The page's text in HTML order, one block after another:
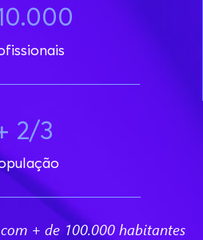
2/3
+ de 100.000 habitantes